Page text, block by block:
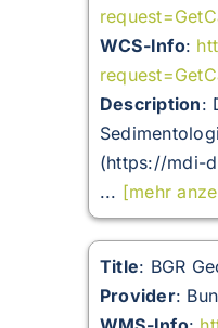
WCS-Info:
Description:
(https://mdi-
... [mehr
Title: BGR
Provider: